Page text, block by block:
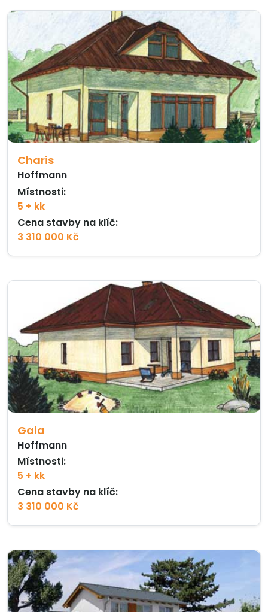
Charis
Hoffmann
Místnosti:
5 + kk
Cena stavby na klíč:
3 310 000 Kč
Gaia
Hoffmann
Místnosti:
5 + kk
Cena stavby na klíč:
3 310 000 Kč